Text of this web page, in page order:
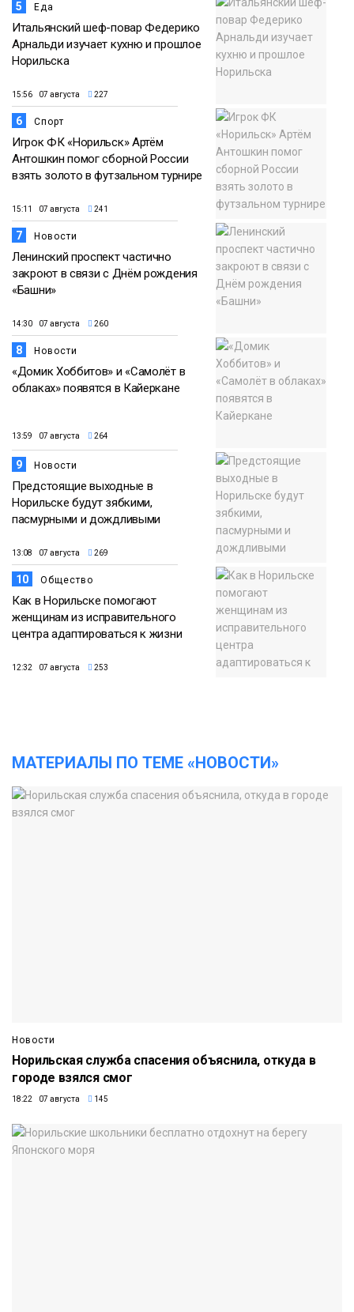
5 Еда
Итальянский шеф-повар Федерико
Арнальди изучает кухню и прошлое
Норильска
15:56 07 августа 227
6 Спорт
Игрок ФК «Норильск» Артём
Антошкин помог сборной России
взять золото в футзальном турнире
15:11 07 августа 241
7 Новости
Ленинский проспект частично
закроют в связи с Днём рождения
«Башни»
14:30 07 августа 260
8 Новости
«Домик Хоббитов» и «Самолёт в
облаках» появятся в Кайеркане
13:59 07 августа 264
9 Новости
Предстоящие выходные в
Норильске будут зябкими,
пасмурными и дождливыми
13:08 07 августа 269
10 Общество
Как в Норильске помогают
женщинам из исправительного
центра адаптироваться к жизни
12:32 07 августа 253
МАТЕРИАЛЫ ПО ТЕМЕ «НОВОСТИ»
Новости
Норильская служба спасения объяснила, откуда в
городе взялся смог
18:22 07 августа 145